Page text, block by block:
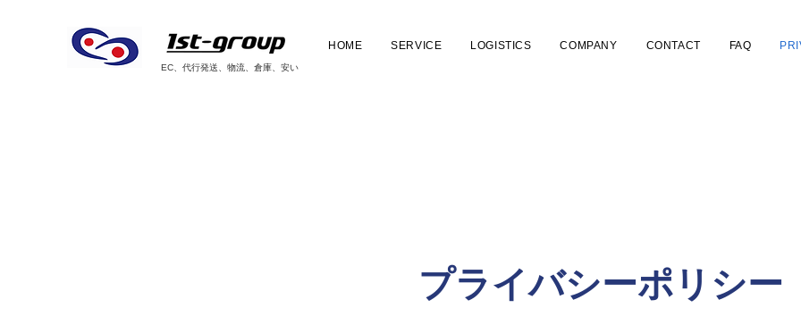
EC、代行発送、物流、倉庫、安い
HOME SERVICE LOGISTICS COMPANY CONTACT FAQ
プライバシーポリシー